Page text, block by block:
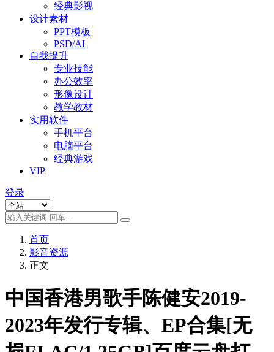
经典影视
设计素材
PPT模板
PSD/AI
自我提升
专业技能
办公效率
形像设计
教学教材
实用软件
手机平台
电脑平台
经典游戏
VIP
登录
首页
影音资源
正文
中国香港男歌手陈健安2019-
2023年发行专辑、EP合集[无